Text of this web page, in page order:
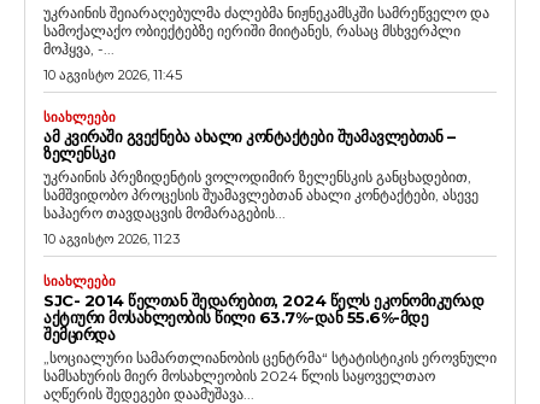
უკრაინის შეიარაღებულმა ძალებმა ნიჟნეკამსკში სამრეწველო და
სამოქალაქო ობიექტებზე იერიში მიიტანეს, რასაც მსხვერპლი
მოჰყვა, -...
10 აგვისტო 2026, 11:45
ᲡᲘᲐᲮᲚᲔᲔᲑᲘ
ᲐᲛ ᲙᲕᲘᲠᲐᲨᲘ ᲒᲕᲔᲥᲜᲔᲑᲐ ᲐᲮᲐᲚᲘ ᲙᲝᲜᲢᲐᲥᲢᲔᲑᲘ ᲨᲣᲐᲛᲐᲕᲚᲔᲑᲗᲐᲜ –
ᲖᲔᲚᲔᲜᲡᲙᲘ
უკრაინის პრეზიდენტის ვოლოდიმირ ზელენსკის განცხადებით,
სამშვიდობო პროცესის შუამავლებთან ახალი კონტაქტები, ასევე
საჰაერო თავდაცვის მომარაგების...
10 აგვისტო 2026, 11:23
ᲡᲘᲐᲮᲚᲔᲔᲑᲘ
SJC- 2014 ᲬᲔᲚᲗᲐᲜ ᲨᲔᲓᲐᲠᲔᲑᲘᲗ, 2024 ᲬᲔᲚᲡ ᲔᲙᲝᲜᲝᲛᲘᲙᲣᲠᲐᲓ
ᲐᲥᲢᲘᲣᲠᲘ ᲛᲝᲡᲐᲮᲚᲔᲝᲑᲘᲡ ᲬᲘᲚᲘ 63.7%-ᲓᲐᲜ 55.6%-ᲛᲓᲔ
ᲨᲔᲛᲪᲘᲠᲓᲐ
„სოციალური სამართლიანობის ცენტრმა“ სტატისტიკის ეროვნული
სამსახურის მიერ მოსახლეობის 2024 წლის საყოველთაო
აღწერის შედეგები დაამუშავა...